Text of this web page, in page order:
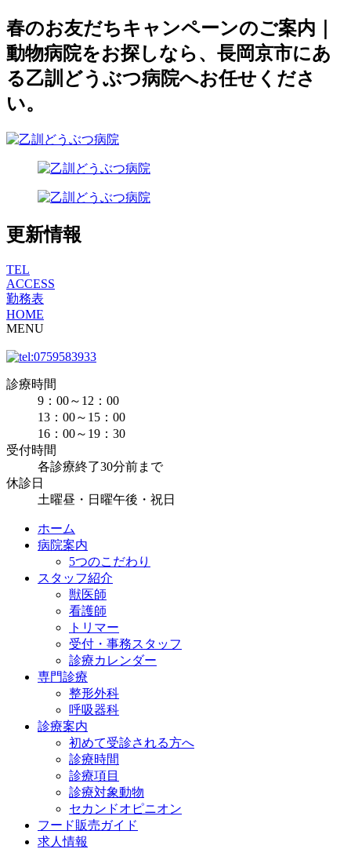
春のお友だちキャンペーンのご案内｜
動物病院をお探しなら、長岡京市にあ
る乙訓どうぶつ病院へお任せくださ
い。
更新情報
TEL
ACCESS
勤務表
HOME
MENU
診療時間
9：00～12：00
13：00～15：00
16：00～19：30
受付時間
各診療終了30分前まで
休診日
土曜昼・日曜午後・祝日
ホーム
病院案内
5つのこだわり
スタッフ紹介
獣医師
看護師
トリマー
受付・事務スタッフ
診療カレンダー
専門診療
整形外科
呼吸器科
診療案内
初めて受診される方へ
診療時間
診療項目
診療対象動物
セカンドオピニオン
フード販売ガイド
求人情報